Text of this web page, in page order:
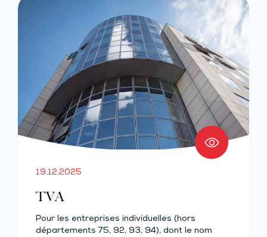
19.12.2025
TVA
Pour les entreprises individuelles (hors
départements 75, 92, 93, 94), dont le nom